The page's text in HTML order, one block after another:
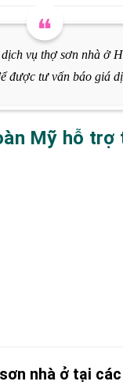
vụ thợ sơn nhà ở
được tư vấn báo giá
Mỹ hỗ trợ
nhà ở tại